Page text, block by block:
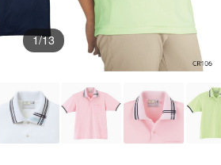
1/13